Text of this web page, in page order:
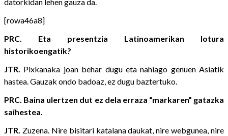
datorkidan lehen gauza da.
[rowa46a8]
PRC. Eta presentzia Latinoamerikan lotura
historikoengatik?
JTR. Pixkanaka joan behar dugu eta nahiago genuen Asiatik
hastea. Gauzak ondo badoaz, ez dugu baztertuko.
PRC. Baina ulertzen dut ez dela erraza “markaren” gatazka
saihestea.
JTR. Zuzena. Nire bisitari katalana daukat, nire webgunea, nire